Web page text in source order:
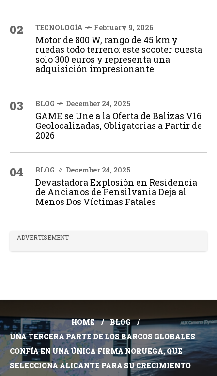
02 TECNOLOGÍA February 9, 2026
Motor de 800 W, rango de 45 km y
ruedas todo terreno: este scooter cuesta
solo 300 euros y representa una
adquisición impresionante
03 BLOG December 24, 2025
GAME se Une a la Oferta de Balizas V16
Geolocalizadas, Obligatorias a Partir de
2026
04 BLOG December 24, 2025
Devastadora Explosión en Residencia
de Ancianos de Pensilvania Deja al
Menos Dos Víctimas Fatales
ADVERTISEMENT
HOME
BLOG
UNA TERCERA PARTE DE LOS BARCOS GLOBALES
CONFÍA EN UNA ÚNICA FIRMA NORUEGA, QUE
SELECCIONA ALICANTE PARA SU CRECIMIENTO